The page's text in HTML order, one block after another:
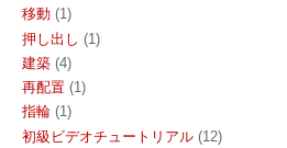
移動 (1)
押し出し (1)
建築 (4)
再配置 (1)
指輪 (1)
初級ビデオチュートリアル (12)